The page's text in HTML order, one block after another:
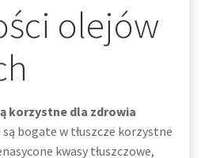
olejów
korzystne dla zdrowia
bogate w tłuszcze korzystne
kwasy tłuszczowe,